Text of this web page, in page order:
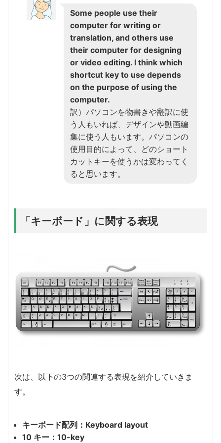
Some people use their
computer for writing or
translation, and others use
their computer for designing
or video editing. I think which
shortcut key to use depends
on the purpose of using the
computer.
訳）パソコンを物書きや翻訳に使
う人もいれば、デザインや動画編
集に使う人もいます。パソコンの
使用目的によって、どのショート
カットキーを使うかは変わってく
ると思います。
「キーボード」に関する表現
次は、以下の3つの関連する表現を紹介していきま
す。
キーボード配列：Keyboard layout
10 キー：10-key